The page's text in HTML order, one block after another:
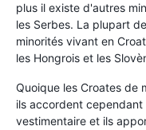
plus il existe d'autres
les Serbes. La plupart
minorités vivant en
les Hongrois et les
Quoique les Croates de
ils accordent
vestimentaire et ils